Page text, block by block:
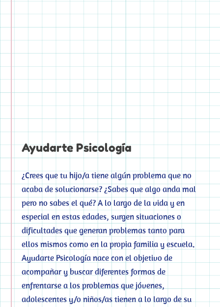
Ayudarte Psicología
¿Crees que tu hijo/a tiene algún problema que no
acaba de solucionarse? ¿Sabes que algo anda mal
pero no sabes el qué? A lo largo de la vida y en
especial en estas edades, surgen situaciones o
dificultades que generan problemas tanto para
ellos mismos como en la propia familia y escuela.
Ayudarte Psicología nace con el objetivo de
acompañar y buscar diferentes formas de
enfrentarse a los problemas que jóvenes,
adolescentes y/o niños/as tienen a lo largo de su